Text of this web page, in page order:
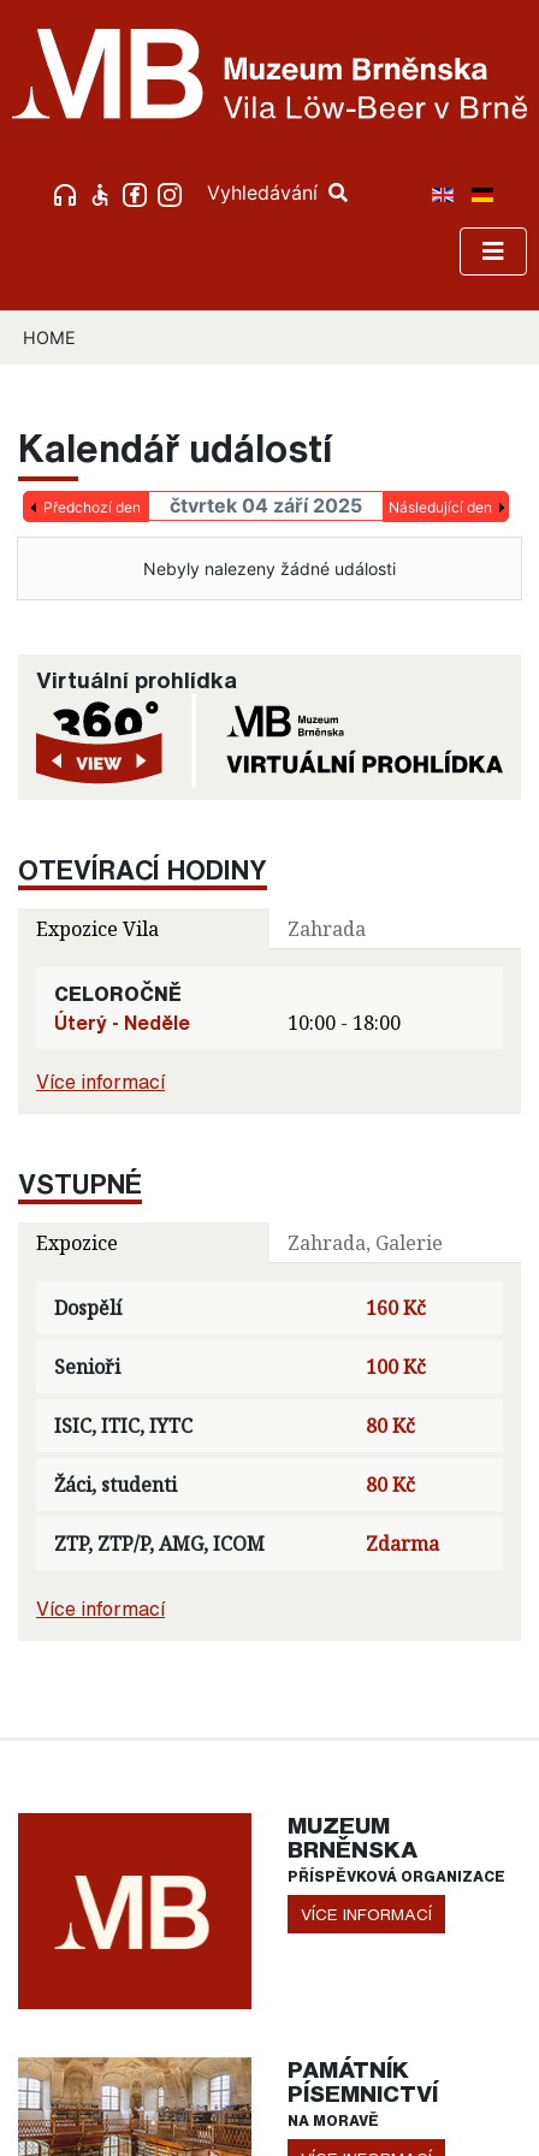
Vyhledávání
HOME
Kalendář událostí
Předchozí den čtvrtek 04 září 2025 Následující den
Nebyly nalezeny žádné události
Virtuální prohlídka
OTEVÍRACÍ HODINY
Expozice Vila Zahrada
CELOROČNĚ
Úterý - Neděle
10:00 - 18:00
Více informací
VSTUPNÉ
Expozice Zahrada, Galerie
Dospělí 160 Kč
Senioři 100 Kč
ISIC, ITIC, IYTC 80 Kč
Žáci, studenti 80 Kč
ZTP, ZTP/P, AMG, ICOM Zdarma
Více informací
MUZEUM
BRNĚNSKA
PŘÍSPĚVKOVÁ ORGANIZACE
VÍCE INFORMACÍ
PAMÁTNÍK
PÍSEMNICTVÍ
NA MORAVĚ